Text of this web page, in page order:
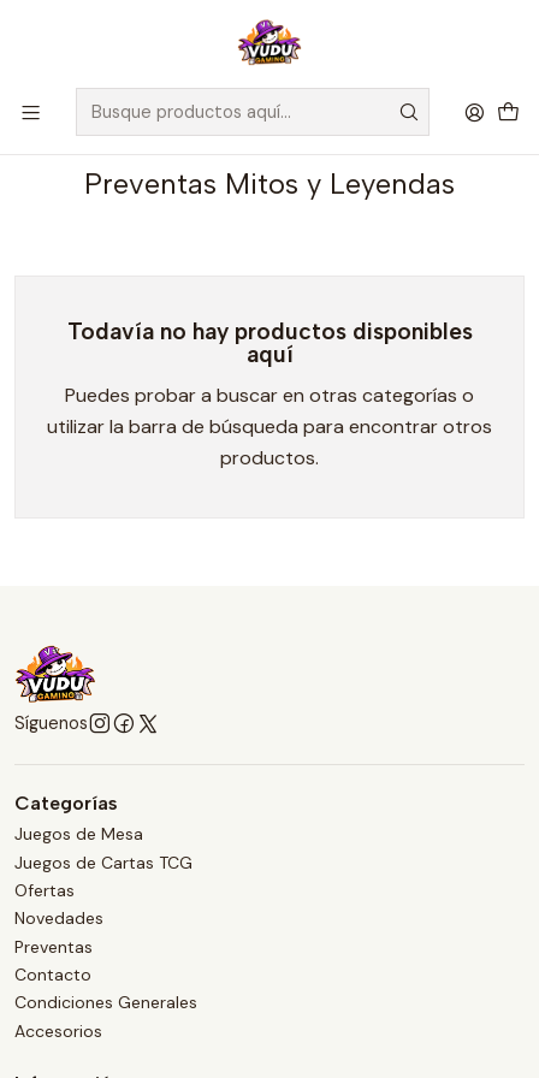
🚀 ¡Despachamos a todo Chile! Envío GRATIS a Regiones sobre
$100.000 y a RM sobre $35.000
Inicio Juegos de Cartas TCG Mitos y Leyendas
Preventas Mitos y Leyendas
Preventas Mitos y Leyendas
Todavía no hay productos disponibles
aquí
Puedes probar a buscar en otras categorías o
utilizar la barra de búsqueda para encontrar otros
productos.
Síguenos
Categorías
Juegos de Mesa
Juegos de Cartas TCG
Ofertas
Novedades
Preventas
Contacto
Condiciones Generales
Accesorios